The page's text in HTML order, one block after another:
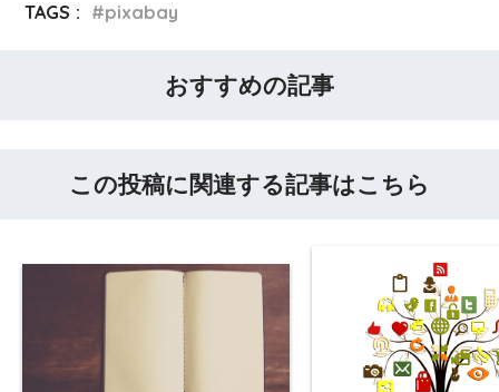
TAGS :
pixabay
おすすめの記事
この投稿に関連する記事はこちら